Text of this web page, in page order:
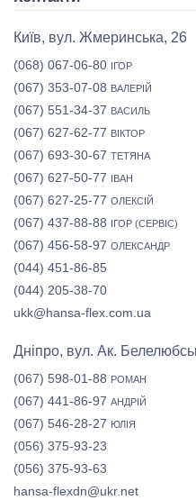
Київ, вул. Жмеринська, 26
(068) 067-06-80 ІГОР
(067) 353-07-08 ВАЛЕРІЙ
(067) 551-34-37 ВАСИЛЬ
(067) 627-62-77 ВІКТОР
(067) 693-30-67 ТЕТЯНА
(067) 627-50-77 ІВАН
(067) 627-25-77 ОЛЕКСІЙ
(067) 437-88-88 ІГОР (СЕРВІС)
(067) 456-58-97 ОЛЕКСАНДР
(044) 451-86-85
(044) 205-38-70
ukk@hansa-flex.com.ua
Дніпро, вул. Ак.
(067) 598-01-88 РОМАН
(067) 441-86-97 АНДРІЙ
(067) 546-28-27 ЮЛІЯ
(056) 375-93-23
(056) 375-93-63
hansa-flexdn@ukr.net